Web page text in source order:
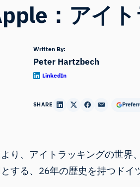
：アイ
Written By:
Peter Hartzbech
LinkedIn
SHARE
り、 アイトラッキングの世界
する、26年の歴史を持つド